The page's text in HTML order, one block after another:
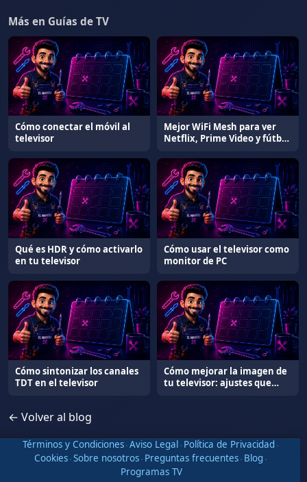
Más en Guías de TV
Cómo conectar el móvil al
televisor
Mejor WiFi Mesh para ver
Netflix, Prime Video y fútbol
Qué es HDR y cómo activarlo
en tu televisor
Cómo usar el televisor como
monitor de PC
Cómo sintonizar los canales
TDT en el televisor
Cómo mejorar la imagen de
tu televisor: ajustes que
← Volver al blog
Términos y Condiciones·Aviso Legal· Política de Privacidad ·
Cookies·Sobre nosotros· Preguntas frecuentes· Blog ·
Programas TV